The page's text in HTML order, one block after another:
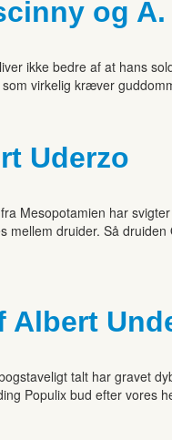
og
ikke bedre af at hans
virkelig kræver
Uderzo
Mesopotamien har
druider. Så
Albert
talt har gravet
Populix bud efter vores